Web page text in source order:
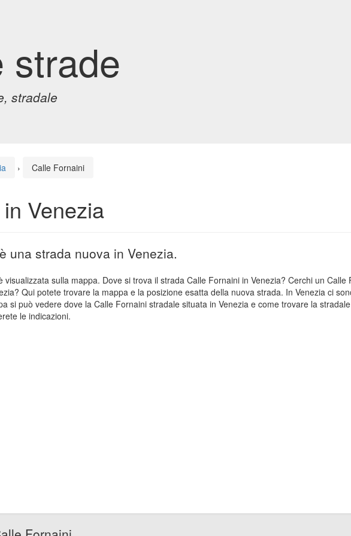
strade
stradale
› Calle Fornaini
Venezia
una strada nuova in Venezia.
visualizzata sulla mappa. Dove si trova il strada Calle Fornaini in Venezia? Cerchi un
Qui potete trovare la mappa e la posizione esatta della nuova strada. In Venezia ci
si può vedere dove la Calle Fornaini stradale situata in Venezia e come trovare la
le indicazioni.